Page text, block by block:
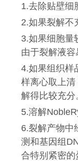
1.去除贴壁细
2.如果裂解不
3.如果细胞量
由于裂解液
4.如果组织样
样离心取上
解得比较充分
5.溶解
6.裂解产物中
测和基因组
合特别紧密